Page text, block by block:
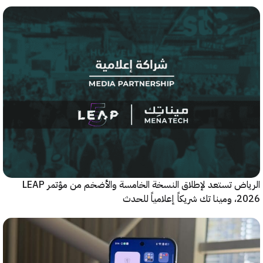
الرياض تستعد لإطلاق النسخة الخامسة والأضخم من مؤتمر LEAP
للحدث